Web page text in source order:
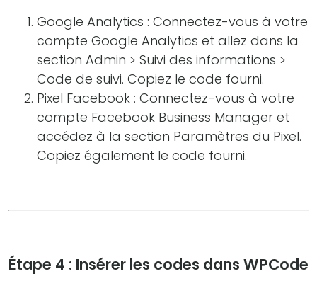
Google Analytics : Connectez-vous à votre
compte Google Analytics et allez dans la
section Admin > Suivi des informations >
Code de suivi. Copiez le code fourni.
Pixel Facebook : Connectez-vous à votre
compte Facebook Business Manager et
accédez à la section Paramètres du Pixel.
Copiez également le code fourni.
Étape 4 : Insérer les codes dans WPCode